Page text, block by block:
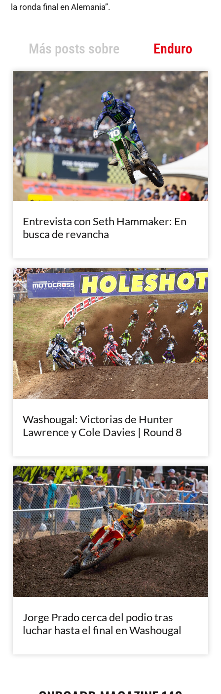
la ronda final en Alemania”.
Más posts sobre Enduro
Entrevista con Seth Hammaker: En
busca de revancha
Washougal: Victorias de Hunter
Lawrence y Cole Davies | Round 8
Jorge Prado cerca del podio tras
luchar hasta el final en Washougal